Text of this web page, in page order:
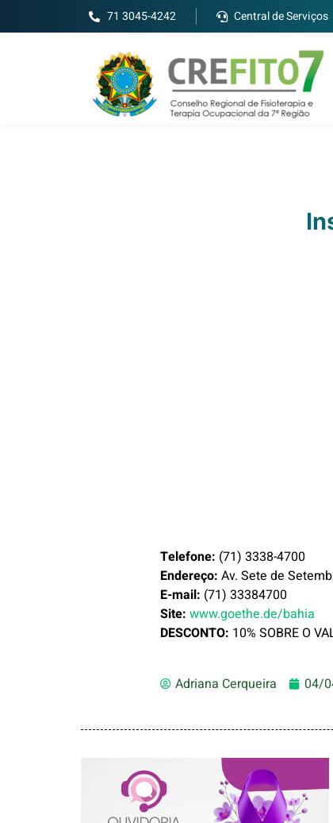
71 3045-4242 Central de Serviços
Telefone: (71) 3338-4700
Endereço: Av. Sete de
E-mail: (71) 33384700
Site: www.goethe.de/bahia
DESCONTO: 10% SOBRE O
Adriana Cerqueira 04/